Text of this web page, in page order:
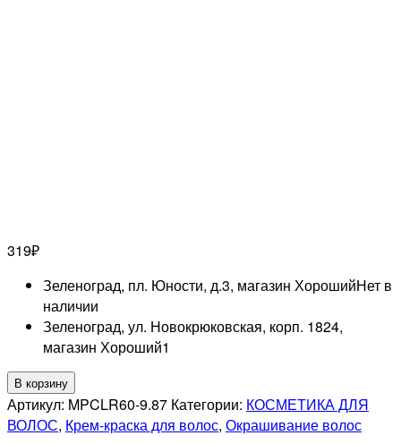
319₽
Зеленоград, пл. Юности, д.3, магазин ХорошийНет в
наличии
Зеленоград, ул. Новокрюковская, корп. 1824,
магазин Хороший1
Количество
товара
TEFIA
В корзину
Артикул: MPCLR60-9.87 Категории: КОСМЕТИКА ДЛЯ
ВОЛОС, Крем-краска для волос, Окрашивание волос